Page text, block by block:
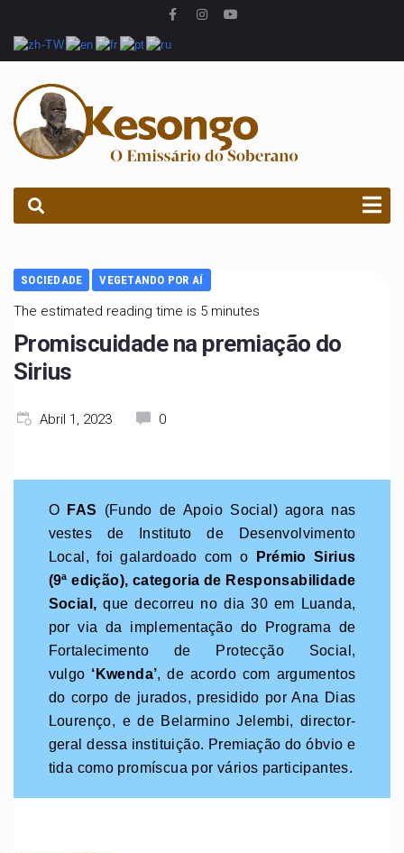
SOCIEDADE VEGETANDO POR AÍ
The estimated reading time is 5 minutes
Promiscuidade na premiação do
Sirius
Abril 1, 2023 0
O FAS (Fundo de Apoio Social) agora nas
vestes de Instituto de Desenvolvimento
Local, foi galardoado com o Prémio Sirius
(9ª edição), categoria de Responsabilidade
Social,que decorreu no dia 30 em Luanda,
por via da implementação do Programa de
Fortalecimento de Protecção Social,
vulgo ‘Kwenda’, de acordo com argumentos
do corpo de jurados, presidido por Ana Dias
Lourenço, e de Belarmino Jelembi, director-
geral dessa instituição. Premiação do óbvio e
tida como promíscua por vários participantes.
PROCURAR